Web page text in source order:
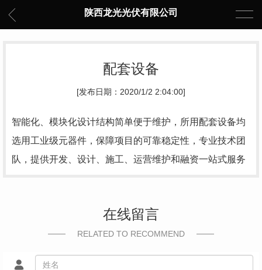
陕西龙光光伏有限公司
配套设备
[发布日期：2020/1/2 2:04:00]
智能化、模块化设计结构简单便于维护，所用配套设备均
选用工业级元器件，保障项目的可靠稳定性，专业技术团
队，提供开发、设计、施工、运营维护和融资一站式服务
在线留言
RELATED TO RECOMMEND